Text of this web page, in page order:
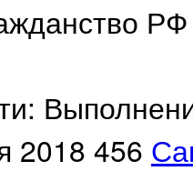
2018 456